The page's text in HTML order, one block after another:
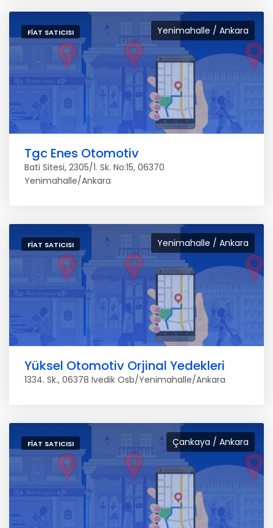
Yenimahalle / Ankara
FIAT SATICISI
Tgc Enes Otomotiv
Bati Sitesi, 2305/1. Sk. No:15, 06370
Yenimahalle/Ankara
Yenimahalle / Ankara
FIAT SATICISI
Yüksel Otomotiv Orjinal Yedekleri
1334. Sk., 06378 Ivedik Osb/Yenimahalle/Ankara
Çankaya / Ankara
FIAT SATICISI